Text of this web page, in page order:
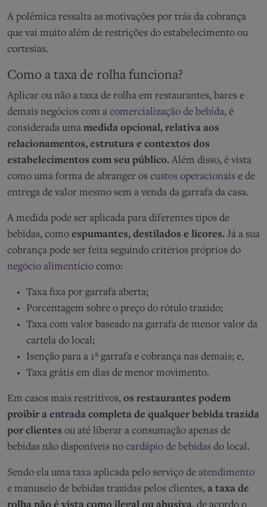
A polêmica ressalta as motivações por trás da cobrança
que vai muito além de restrições do estabelecimento ou
cortesias.
Como a taxa de rolha funciona?
Aplicar ou não a taxa de rolha em restaurantes, bares e
demais negócios com a comercialização de bebida, é
considerada uma medida opcional, relativa aos
relacionamentos, estrutura e contextos dos
estabelecimentos com seu público. Além disso, é vista
como uma forma de abranger os custos operacionais e de
entrega de valor mesmo sem a venda da garrafa da casa.
A medida pode ser aplicada para diferentes tipos de
bebidas, como espumantes, destilados e licores. Já a sua
cobrança pode ser feita seguindo critérios próprios do
negócio alimentício como:
Taxa fixa por garrafa aberta;
Porcentagem sobre o preço do rótulo trazido;
Taxa com valor baseado na garrafa de menor valor da
cartela do local;
Isenção para a 1ª garrafa e cobrança nas demais; e,
Taxa grátis em dias de menor movimento.
Em casos mais restritivos, os restaurantes podem
proibir a entrada completa de qualquer bebida trazida
por clientes ou até liberar a consumação apenas de
bebidas não disponíveis no cardápio de bebidas do local.
Sendo ela uma taxa aplicada pelo serviço de atendimento
e manuseio de bebidas trazidas pelos clientes, a taxa de